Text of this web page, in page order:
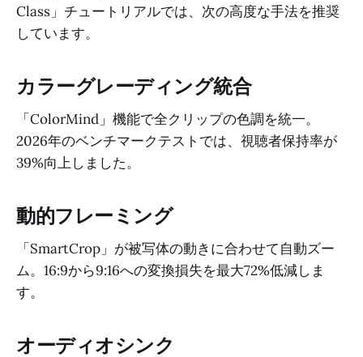
Class」チュートリアルでは、次の高度な手法を推奨
しています。
カラーグレーディング統合
「ColorMind」機能で全クリップの色調を統一。
2026年のベンチマークテストでは、視聴者保持率が
39%向上しました。
動的フレーミング
「SmartCrop」が被写体の動きに合わせて自動ズー
ム。16:9から9:16への変換損失を最大72%低減しま
す。
オーディオシンク